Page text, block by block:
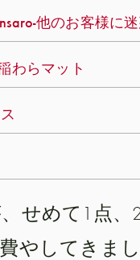
他のお客様に
わらマット
せめて1点
やしてきま